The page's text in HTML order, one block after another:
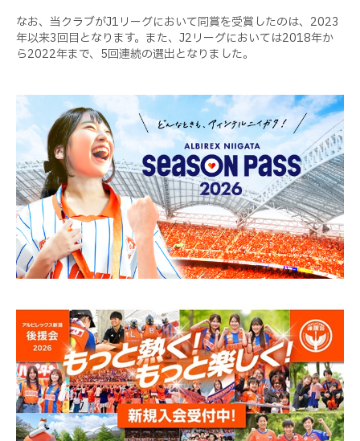
なお、当クラブがJ1リーグにおいて同賞を受賞したのは、2023
年以来3回目となります。また、J2リーグにおいては2018年か
ら2022年まで、5回連続の選出となりました。